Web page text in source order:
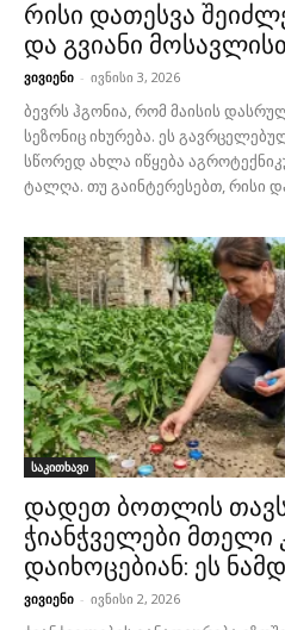
რისი დათესვა
და გვიანი
ვივიენი - ივნისი 3, 2026
ბევრს ჰგონია, რომ მაისის
სეზონიც იხურება. ეს
სწორედ ახლა იწყება
ტალღა. თუ გაინტერესებთ, რისი
საკითხავი
დადეთ ბოთლის
ჭიანჭველები
დაიხოცებიან: ეს
ვივიენი - ივნისი 2, 2026